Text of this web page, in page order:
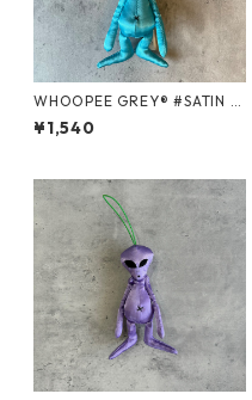
WHOOPEE GREY® #SATIN B
LUE/Sサイズ
¥1,540